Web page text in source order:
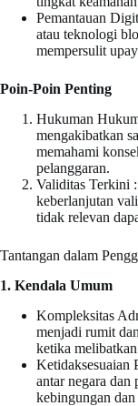
Pemantauan
atau teknologi
mempersulit
Poin-Poin Penting
Hukuman
mengakibatkan
memahami
pelanggaran.
Validitas Terkini
keberlanjutan
tidak relevan
Tantangan dalam
1. Kendala Umum
Kompleksitas
menjadi rumit
ketika
Ketidaksesuaian
antar negara dan
kebingungan